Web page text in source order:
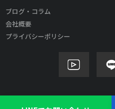
ブログ・コラム
会社概要
プライバシーポリシー